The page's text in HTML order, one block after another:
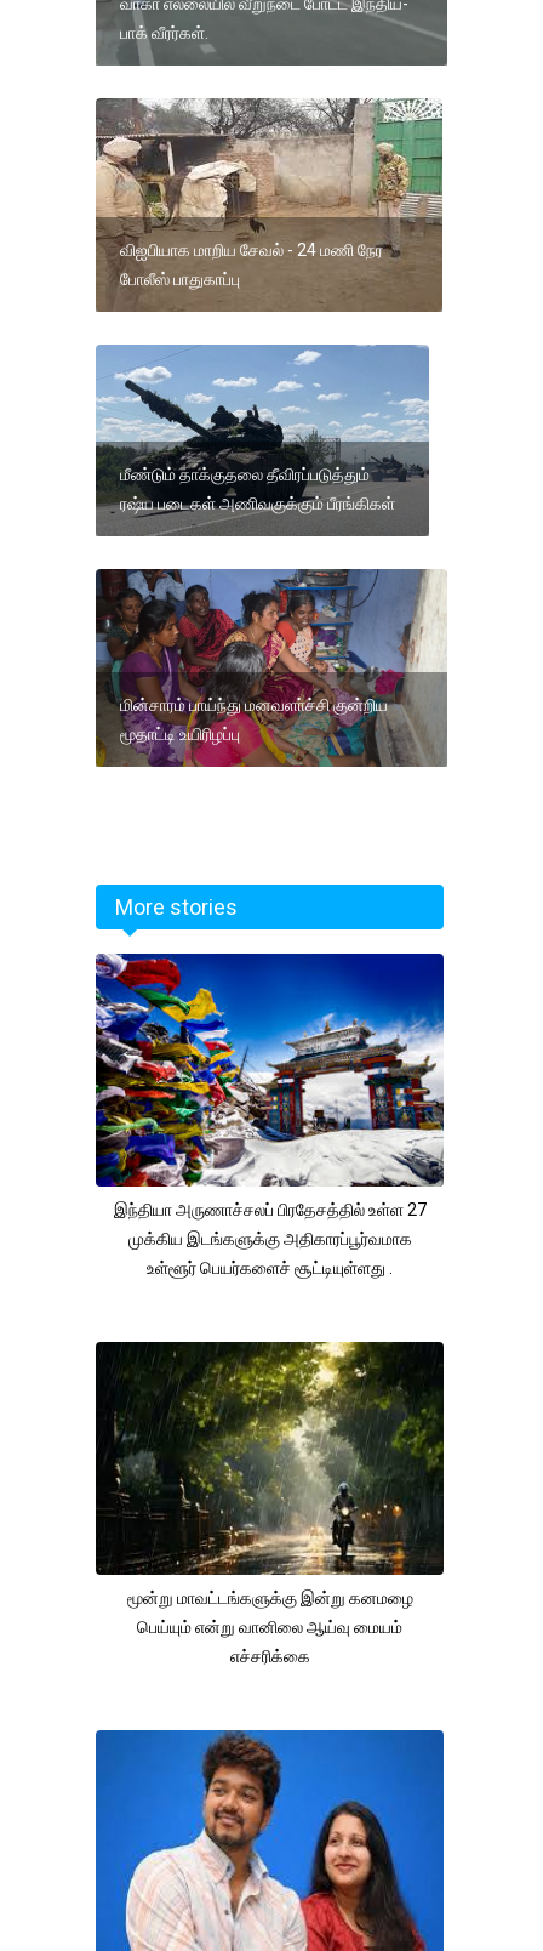
வாகா எல்லையில் வீறுநடை போட்ட இந்திய-
பாக் வீரர்கள்.
விஐபியாக மாறிய சேவல் - 24 மணி நேர
போலீஸ் பாதுகாப்பு
மீண்டும் தாக்குதலை தீவிரப்படுத்தும்
ரஷ்ய படைகள் அணிவகுக்கும் பீரங்கிகள்
மின்சாரம் பாய்ந்து மனவளா்ச்சி குன்றிய
மூதாட்டி உயிரிழப்பு
More stories
இந்தியா அருணாச்சலப் பிரதேசத்தில் உள்ள 27
முக்கிய இடங்களுக்கு அதிகாரப்பூர்வமாக
உள்ளூர் பெயர்களைச் சூட்டியுள்ளது .
மூன்று மாவட்டங்களுக்கு இன்று கனமழை
பெய்யும் என்று வானிலை ஆய்வு மையம்
எச்சரிக்கை